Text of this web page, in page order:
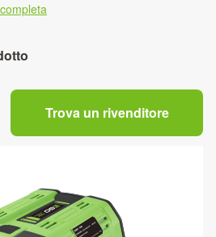
Trova un rivenditore